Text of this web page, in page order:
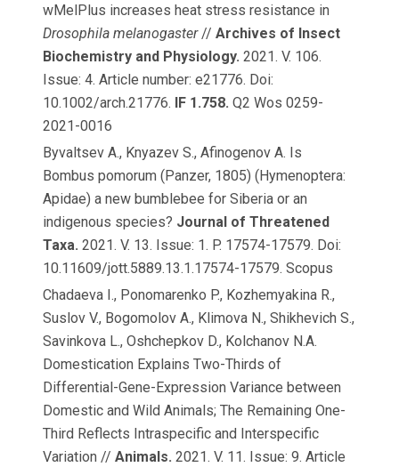
wMelPlus increases heat stress resistance in
Drosophila melanogaster//Archives of Insect
Biochemistry and Physiology. 2021. V. 106.
Issue: 4. Article number: e21776. Doi:
10.1002/arch.21776. IF 1.758. Q2 Wos 0259-
2021-0016
Byvaltsev A., Knyazev S., Afinogenov A. Is
Bombus pomorum (Panzer, 1805) (Hymenoptera:
Apidae) a new bumblebee for Siberia or an
indigenous species? Journal of Threatened
Taxa.2021. V. 13. Issue: 1. P. 17574-17579. Doi:
10.11609/jott.5889.13.1.17574-17579. Scopus
Chadaeva I., Ponomarenko P., Kozhemyakina R.,
Suslov V., Bogomolov A., Klimova N., Shikhevich S.,
Savinkova L., Oshchepkov D., Kolchanov N.A.
Domestication Explains Two-Thirds of
Differential-Gene-Expression Variance between
Domestic and Wild Animals; The Remaining One-
Third Reflects Intraspecific and Interspecific
Variation //Animals. 2021. V. 11. Issue: 9. Article